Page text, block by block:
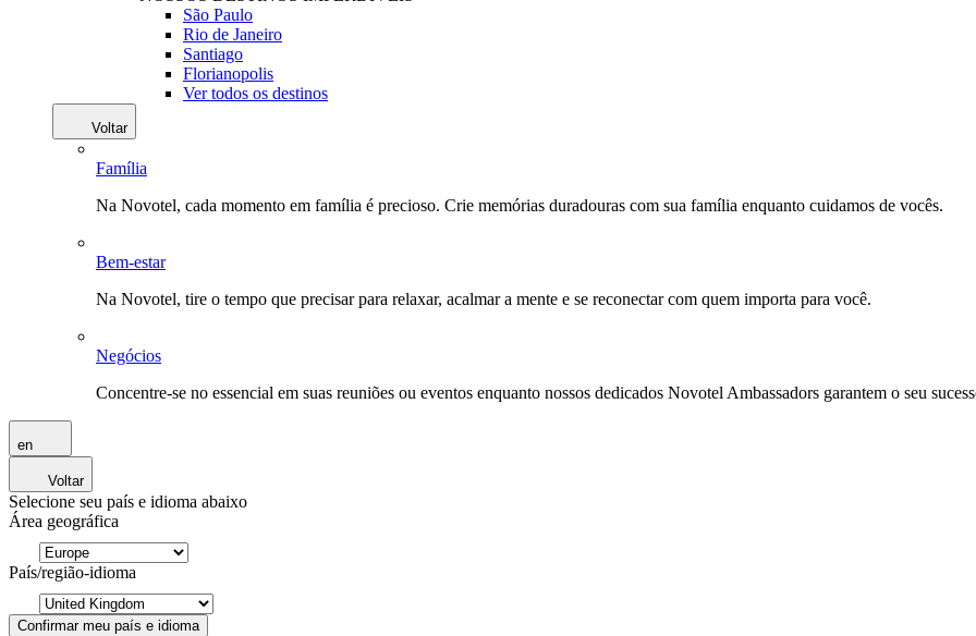
São Paulo
Rio de Janeiro
Santiago
Florianopolis
Ver todos os destinos
Voltar
Família
Na Novotel, cada momento em família é precioso. Crie memórias duradouras com sua família enquanto cuidamos de vocês.
Bem-estar
Na Novotel, tire o tempo que precisar para relaxar, acalmar a mente e se reconectar com quem importa para você.
Negócios
Concentre-se no essencial em suas reuniões ou eventos enquanto nossos dedicados Novotel Ambassadors garantem o seu
en
Voltar
Selecione seu país e idioma abaixo
Área geográfica
País/região-idioma
Confirmar meu país e idioma